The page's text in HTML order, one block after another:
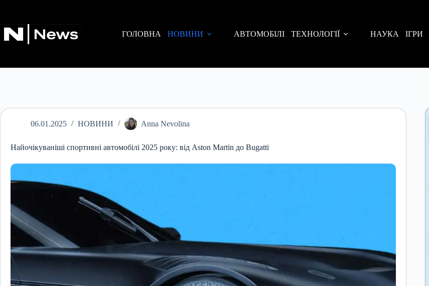
ГОЛОВНА
НОВИНИ АВТОМОБІЛІ ТЕХНОЛОГІЇ НАУКА ІГРИ
06.01.2025 НОВИНИ Anna Nevolina
Найочікуваніші спортивні автомобілі 2025 року: від Aston Martin до Bugatti